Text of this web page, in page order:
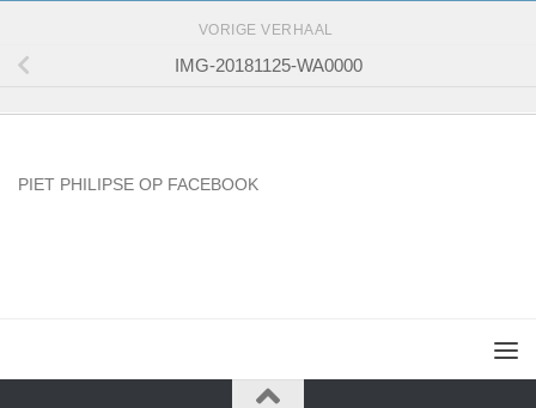
VORIGE VERHAAL
IMG-20181125-WA0000
PIET PHILIPSE OP FACEBOOK